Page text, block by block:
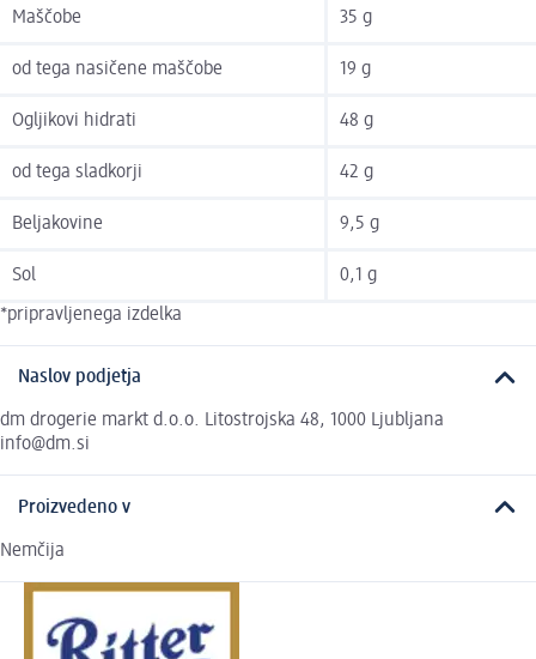
Maščobe 35 g
od tega nasičene maščobe 19 g
Ogljikovi hidrati 48 g
od tega sladkorji 42 g
Beljakovine 9,5 g
Sol 0,1 g
*pripravljenega izdelka
Naslov podjetja
dm drogerie markt d.o.o. Litostrojska 48, 1000 Ljubljana
info@dm.si
Proizvedeno v
Nemčija